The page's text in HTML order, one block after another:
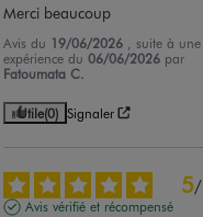
Merci beaucoup
Avis du 19/06/2026
, suite à une
expérience du06/06/2026 par
Fatoumata C.
Utile(0) Signaler
5/
Avis vérifié et récompensé